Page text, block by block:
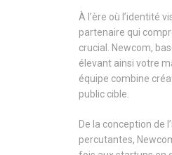
À l’ère où l’identité
partenaire qui
crucial. Newcom,
élevant ainsi votre
équipe combine
public cible.
De la conception de
percutantes,